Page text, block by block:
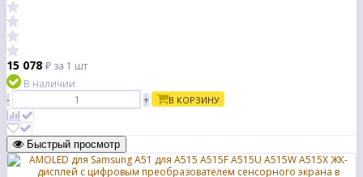
15 078 ₽ за 1 шт
В наличии
-
+ В КОРЗИНУ
Быстрый просмотр